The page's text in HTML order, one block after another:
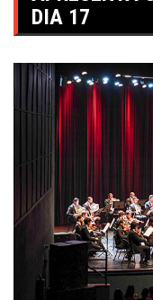
DIA 17